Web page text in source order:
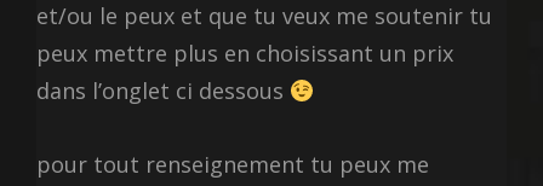
et/ou le peux et que tu veux me soutenir tu
peux mettre plus en choisissant un prix
dans l’onglet ci dessous
pour tout renseignement tu peux me